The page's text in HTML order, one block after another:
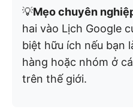
💡Mẹo chuyên
hai vào Lịch Google
biệt hữu ích nếu bạn
hàng hoặc nhóm ở
trên thế giới.